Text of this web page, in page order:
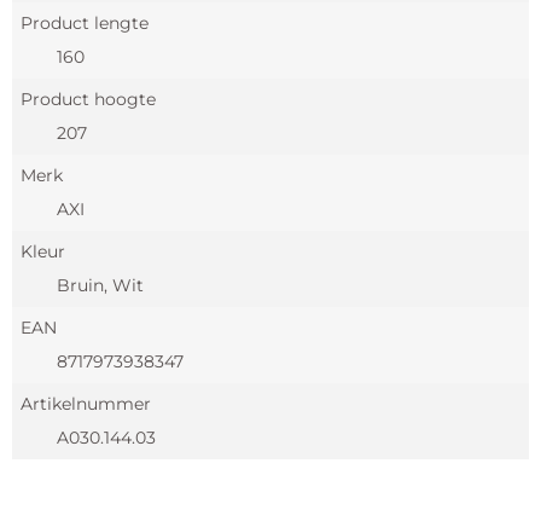
Product lengte
160
Product hoogte
207
Merk
AXI
Kleur
Bruin, Wit
EAN
8717973938347
Artikelnummer
A030.144.03